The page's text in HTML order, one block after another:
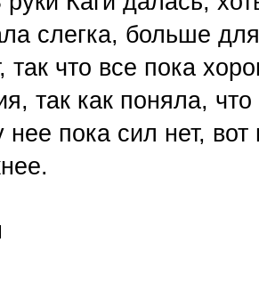
слегка, больше
так что все пока
так как поняла,
нее пока сил нет,